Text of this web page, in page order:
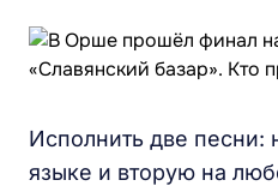
Исполнить две песни:
языке и вторую на